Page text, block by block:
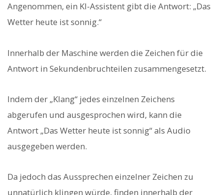
Angenommen, ein KI-Assistent gibt die Antwort: „Das
Wetter heute ist sonnig.“
Innerhalb der Maschine werden die Zeichen für die
Antwort in Sekundenbruchteilen zusammengesetzt.
Indem der „Klang“ jedes einzelnen Zeichens
abgerufen und ausgesprochen wird, kann die
Antwort „Das Wetter heute ist sonnig“ als Audio
ausgegeben werden.
Da jedoch das Aussprechen einzelner Zeichen zu
unnatürlich klingen würde, finden innerhalb der